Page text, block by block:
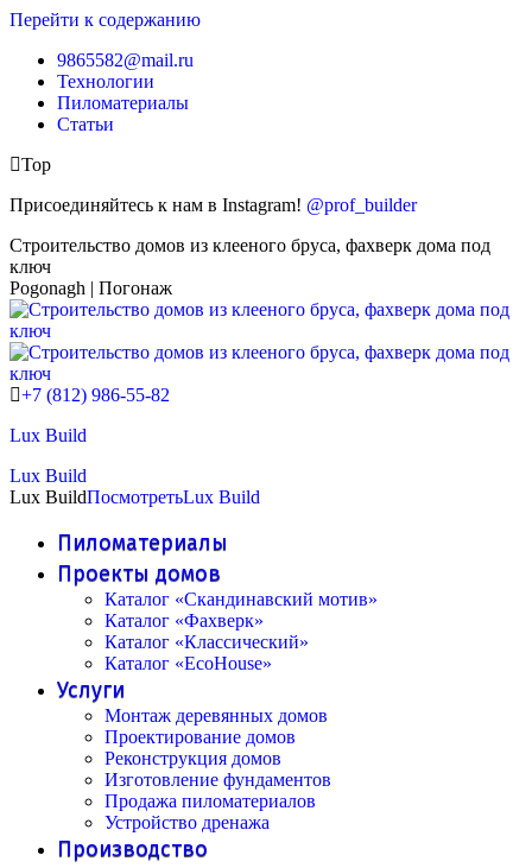
Перейти к содержанию
9865582@mail.ru
Технологии
Пиломатериалы
Статьи
Top
Присоединяйтесь к нам в Instagram! @prof_builder
Строительство домов из клееного бруса, фахверк дома под
ключ
Pogonagh | Погонаж
+7 (812) 986-55-82
Lux Build
Lux Build
Lux BuildПосмотретьLux Build
Пиломатериалы
Проекты домов
Каталог «Скандинавский мотив»
Каталог «Фахверк»
Каталог «Классический»
Каталог «EcoHouse»
Услуги
Монтаж деревянных домов
Проектирование домов
Реконструкция домов
Изготовление фундаментов
Продажа пиломатериалов
Устройство дренажа
Производство